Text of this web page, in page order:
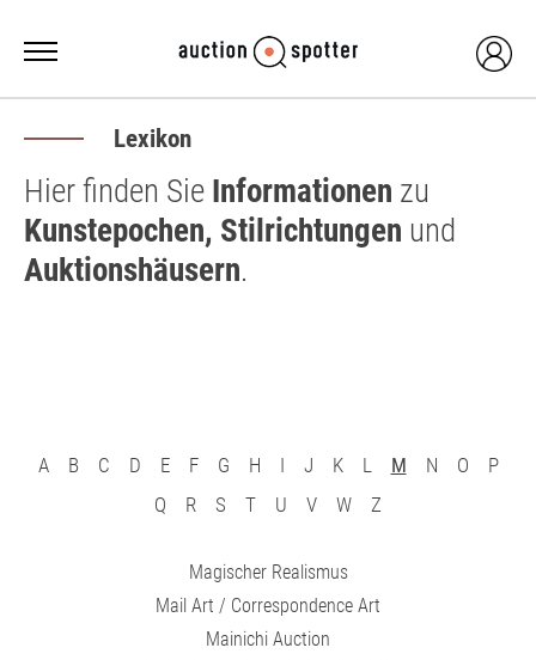
Lexikon
Hier finden Sie Informationen zu
Kunstepochen, Stilrichtungen und
Auktionshäusern.
A B C D E F G H I J K L M N O
P
Q
R S T U V W Z
Magischer Realismus
Mail Art / Correspondence Art
Mainichi Auction